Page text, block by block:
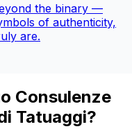
the binary —
of authenticity,
are.
Consulenze
Tatuaggi?